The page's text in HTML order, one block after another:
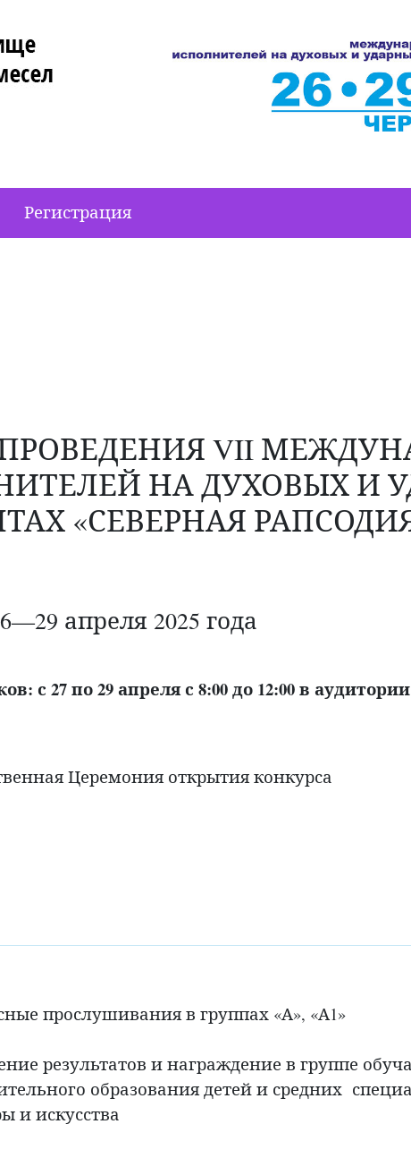
Регистрация
VII
НА ДУХОВЫХ И
«СЕВЕРНАЯ
апреля 2025 года
с 27 по 29 апреля с 8:00 до 12:00 в аудитории
Церемония открытия конкурса
прослушивания в группах «А», «А1»
результатов и награждение в группе
образования детей и средних
и искусства